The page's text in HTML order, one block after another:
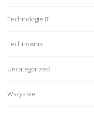
Technologie IT
Technowinki
Uncategorized
Wszystkie